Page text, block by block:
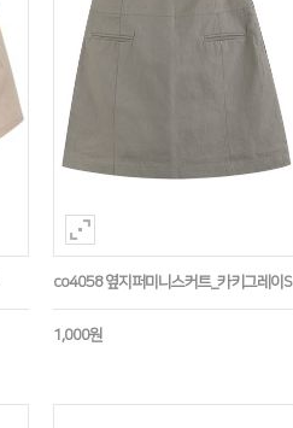
co4058 옆지퍼미니스커트_카키그레이S
1,000원